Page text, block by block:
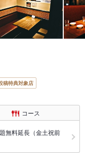
稿特典対象店
コース
無料延長（金土祝前